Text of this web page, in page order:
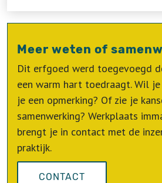
Meer weten of
Dit erfgoed werd toegevoegd
een warm hart toedraagt. Wil
je een opmerking? Of zie je
samenwerking? Werkplaats
brengt je in contact met de
praktijk.
CONTACT